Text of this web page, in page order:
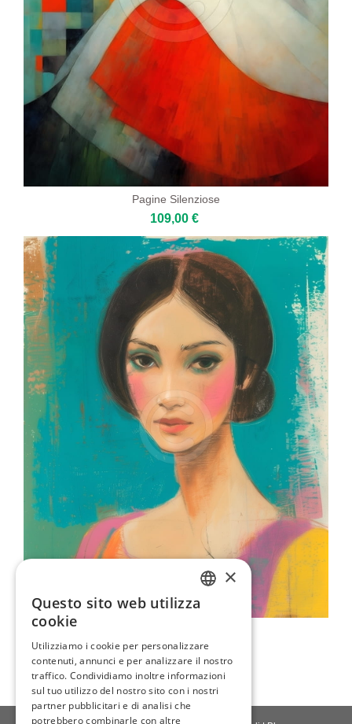
Pagine Silenziose
109,00 €
80,00 €
GERMAN
FRENCH
×
Questo sito web utilizza
cookie
Utilizziamo i cookie per personalizzare
contenuti, annunci e per analizzare il nostro
traffico. Condividiamo inoltre informazioni
sul tuo utilizzo del nostro sito con i nostri
partner pubblicitari e di analisi che
potrebbero combinarle con altre